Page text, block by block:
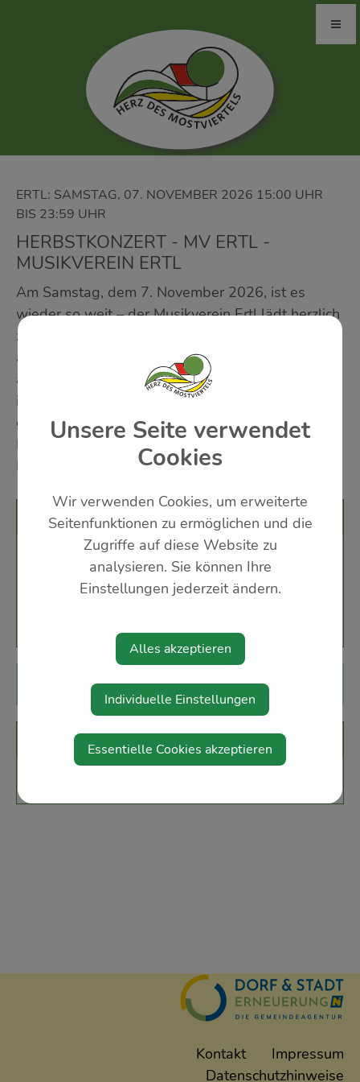
ERTL: SAMSTAG, 07. NOVEMBER 2026 15:00 UHR
BIS 23:59 UHR
HERBSTKONZERT - MV ERTL -
MUSIKVEREIN ERTL
Am Samstag, dem 7. November 2026, ist es
wieder so weit – der Musikverein Ertl lädt herzlich
zum traditionellen Herbstkonzert ein. Das
abwechslungsreiche Programm wird 2-mal
aufgeführt - 15 & 20 Uhr Für das leibliche Wohl
ist in der Pause und im Anschluss bestens
gesorgt. Der Musikverein Ertl freut sich auf Ihren
Besuch und einen stimmungsvollen musikalischen
Herbstabend!
Veranstaltungsort
Turnsaal der Schule Ertl
Schulstraße 1
Diese Veranstaltung ist für Kinder geeignet.
Veranstalter
Kontakt
Impressum
Datenschutzhinweise
Unsere Seite verwendet
Cookies
Wir verwenden Cookies, um erweiterte
Seitenfunktionen zu ermöglichen und die
Zugriffe auf diese Website zu
analysieren. Sie können Ihre
Einstellungen jederzeit ändern.
Alles akzeptieren
Individuelle Einstellungen
Essentielle Cookies akzeptieren